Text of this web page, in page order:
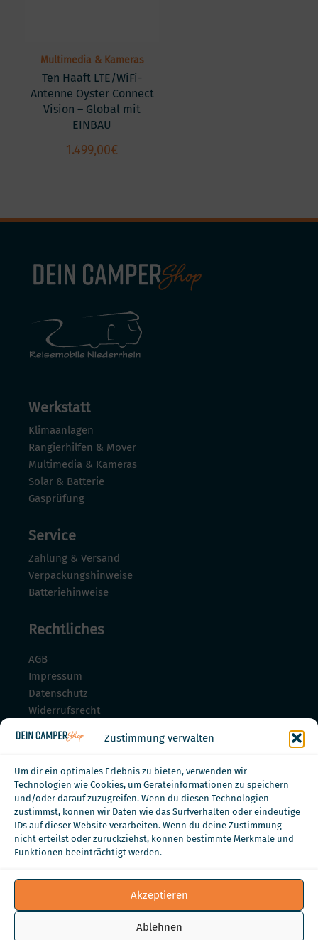
Zustimmung verwalten
Um dir ein optimales Erlebnis zu bieten, verwenden wir
Technologien wie Cookies, um Geräteinformationen zu speichern
und/oder darauf zuzugreifen. Wenn du diesen Technologien
zustimmst, können wir Daten wie das Surfverhalten oder eindeutige
IDs auf dieser Website verarbeiten. Wenn du deine Zustimmung
nicht erteilst oder zurückziehst, können bestimmte Merkmale und
Funktionen beeinträchtigt werden.
Akzeptieren
Ablehnen
Multimedia & Kameras
Ten Haaft LTE/WiFi-
Antenne Oyster Connect
Vision – Global mit
EINBAU
1.499,00€
Werkstatt
Klimaanlagen
Rangierhilfen & Mover
Multimedia & Kameras
Solar & Batterie
Gasprüfung
Service
Zahlung & Versand
Verpackungshinweise
Batteriehinweise
Rechtliches
AGB
Impressum
Datenschutz
Widerrufsrecht
Zahlungsmöglichkeiten